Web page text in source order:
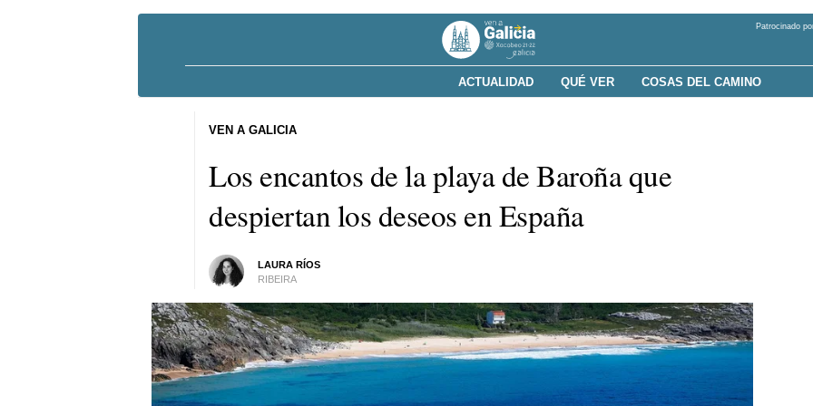
Patrocinado
ACTUALIDAD QUÉ VER COSAS DEL CAMINO
Los encantos de la playa de Baroña que
despiertan los deseos en España
LAURA RÍOS
RIBEIRA
VEN A GALICIA